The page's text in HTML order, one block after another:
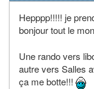
Hepppp!!!!! je
bonjour tout le
Une rando vers
autre vers Salles
ça me botte!!!